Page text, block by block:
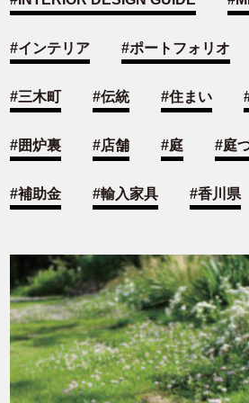
#インテリア #ポートフォリオ
#三木町 #伝統 #住まい
#囲炉裏 #店舗 #庭 #庭
#補助金 #輸入家具 #香川県